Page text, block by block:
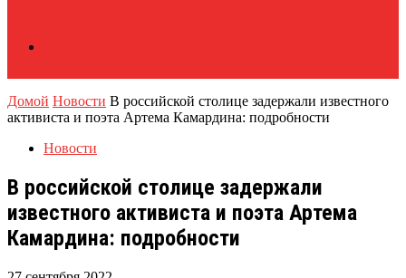
Домой Новости В российской столице задержали известного
активиста и поэта Артема Камардина: подробности
Новости
В российской столице задержали
известного активиста и поэта Артема
Камардина: подробности